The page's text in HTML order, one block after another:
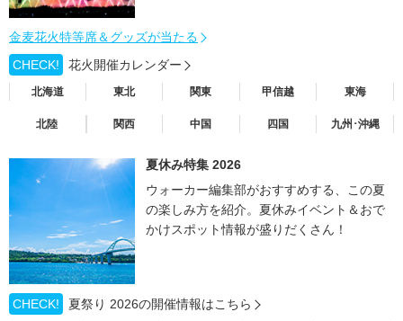
金麦花火特等席＆グッズが当たる
CHECK!
花火開催カレンダー
北海道 東北 関東 甲信越 東海
北陸 関西 中国 四国 九州･沖縄
夏休み特集 2026
ウォーカー編集部がおすすめする、この夏
の楽しみ方を紹介。夏休みイベント＆おで
かけスポット情報が盛りだくさん！
CHECK! 夏祭り 2026の開催情報はこちら